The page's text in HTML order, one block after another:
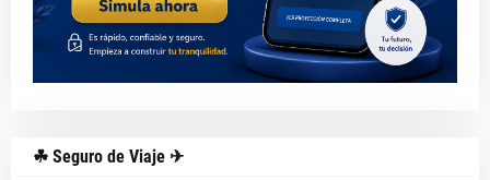
☘ Seguro de Viaje ✈